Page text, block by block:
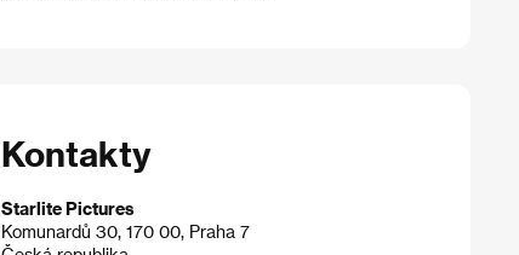
Kontakty
Starlite Pictures
Komunardů 30, 170 00, Praha 7